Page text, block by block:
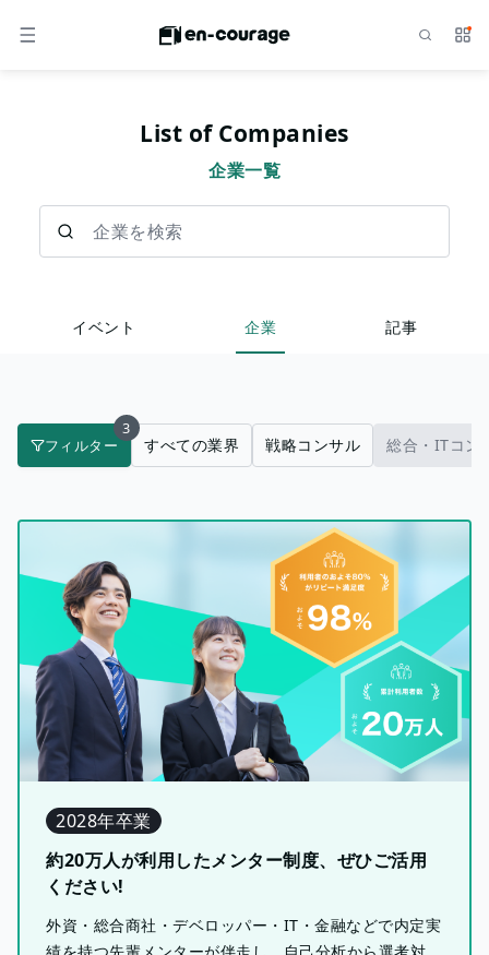
メニュー サ
List of Companies
企業一覧
イベント 企業 記事
フィルター
3
すべての業界 戦略コンサル 総合・ITコン
2028年卒業
約20万人が利用したメンター制度、ぜひご活用
ください!
外資・総合商社・デベロッパー・IT・金融などで内定実